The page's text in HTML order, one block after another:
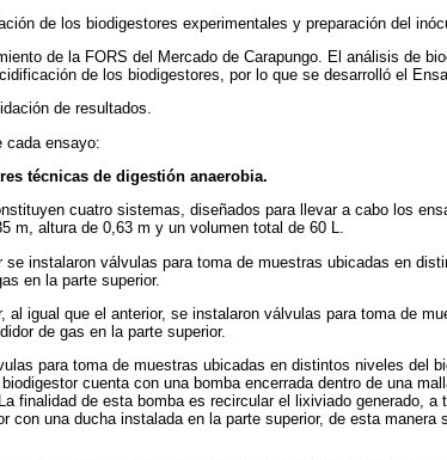
de los biodigestores experimentales y preparación del
de la FORS del Mercado de Carapungo. El análisis de
de los biodigestores, por lo que se desarrolló el
de resultados.
cada ensayo:
técnicas de digestión anaerobia.
cuatro sistemas, diseñados para llevar a cabo los
m, altura de 0,63 m y un volumen total de 60 L.
se instalaron válvulas para toma de muestras ubicadas en
en la parte superior.
al igual que el anterior, se instalaron válvulas para toma de
de gas en la parte superior.
para toma de muestras ubicadas en distintos niveles del
cuenta con una bomba encerrada dentro de una
finalidad de esta bomba es recircular el lixiviado generado, a
con una ducha instalada en la parte superior, de esta manera